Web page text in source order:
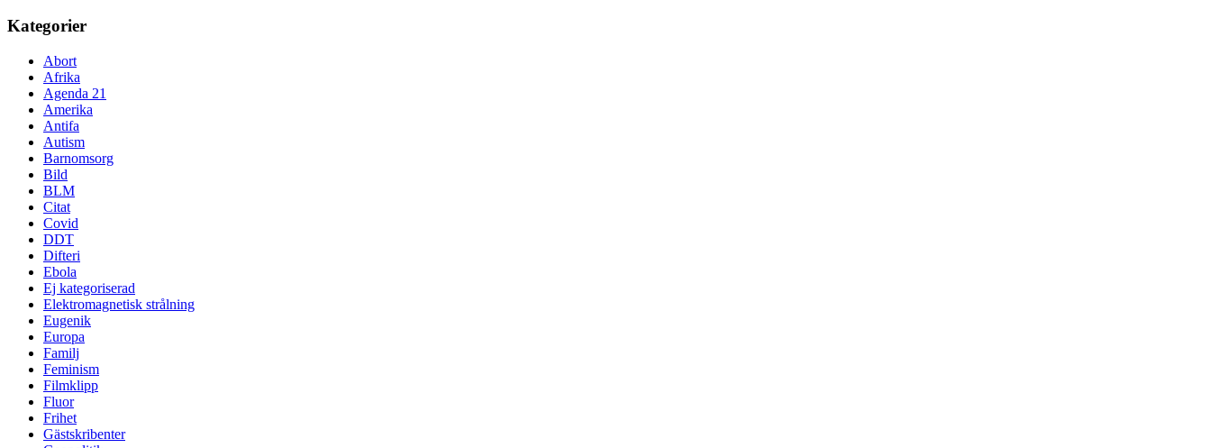
Kategorier
Abort
Afrika
Agenda 21
Amerika
Antifa
Autism
Barnomsorg
Bild
BLM
Citat
Covid
DDT
Difteri
Ebola
Ej kategoriserad
Elektromagnetisk strålning
Eugenik
Europa
Familj
Feminism
Filmklipp
Fluor
Frihet
Gästskribenter